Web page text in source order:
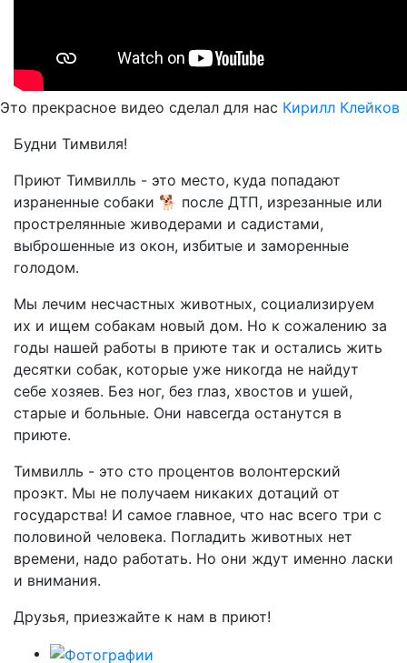
Это прекрасное видео сделал для нас Кирилл Клейков
Будни Тимвиля!
Приют Тимвилль - это место, куда попадают
израненные собаки 🐕 после ДТП, изрезанные или
прострелянные живодерами и садистами,
выброшенные из окон, избитые и заморенные
голодом.
Мы лечим несчастных животных, социализируем
их и ищем собакам новый дом. Но к сожалению за
годы нашей работы в приюте так и остались жить
десятки собак, которые уже никогда не найдут
себе хозяев. Без ног, без глаз, хвостов и ушей,
старые и больные. Они навсегда останутся в
приюте.
Тимвилль - это сто процентов волонтерский
проэкт. Мы не получаем никаких дотаций от
государства! И самое главное, что нас всего три с
половиной человека. Погладить животных нет
времени, надо работать. Но они ждут именно ласки
и внимания.
Друзья, приезжайте к нам в приют!